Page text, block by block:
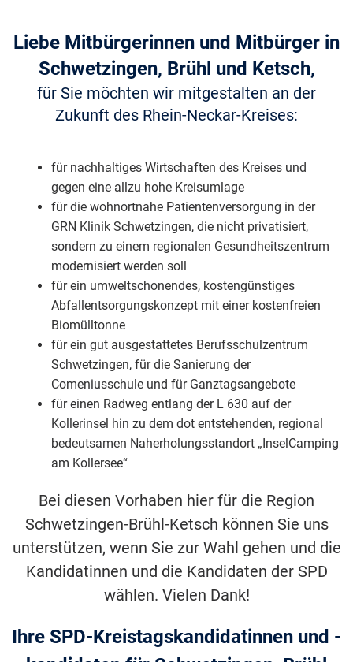
Liebe Mitbürgerinnen und Mitbürger in
Schwetzingen, Brühl und Ketsch,
für Sie möchten wir mitgestalten an der
Zukunft des Rhein-Neckar-Kreises:
für nachhaltiges Wirtschaften des Kreises und
gegen eine allzu hohe Kreisumlage
für die wohnortnahe Patientenversorgung in der
GRN Klinik Schwetzingen, die nicht privatisiert,
sondern zu einem regionalen Gesundheitszentrum
modernisiert werden soll
für ein umweltschonendes, kostengünstiges
Abfallentsorgungskonzept mit einer kostenfreien
Biomülltonne
für ein gut ausgestattetes Berufsschulzentrum
Schwetzingen, für die Sanierung der
Comeniusschule und für Ganztagsangebote
für einen Radweg entlang der L 630 auf der
Kollerinsel hin zu dem dot entstehenden, regional
bedeutsamen Naherholungsstandort „InselCamping
am Kollersee“
Bei diesen Vorhaben hier für die Region
Schwetzingen-Brühl-Ketsch können Sie uns
unterstützen, wenn Sie zur Wahl gehen und die
Kandidatinnen und die Kandidaten der SPD
wählen. Vielen Dank!
Ihre SPD-Kreistagskandidatinnen und -